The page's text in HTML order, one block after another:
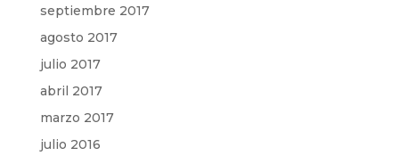
septiembre 2017
agosto 2017
julio 2017
abril 2017
marzo 2017
julio 2016